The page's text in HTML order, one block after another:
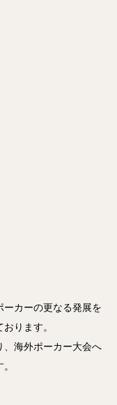
ーカーの更なる発展を
ります。
、海外ポーカー大会へ